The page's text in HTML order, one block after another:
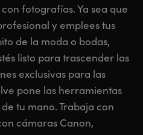
fotografías. Ya sea que
y emplees tus
de la moda o bodas,
listo para trascender las
exclusivas para las
pone las herramientas
tu mano. Trabaja con
cámaras Canon,